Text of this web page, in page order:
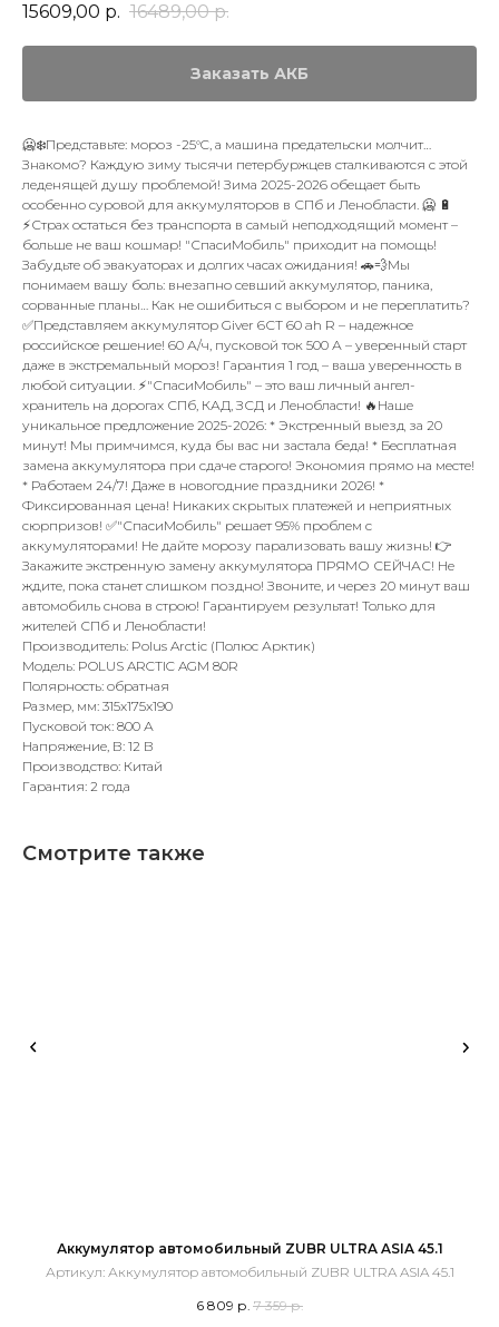
15609,00 р. 16489,00 р.
Заказать АКБ
🥶❄️Представьте: мороз -25°C, а машина предательски молчит…
Знакомо? Каждую зиму тысячи петербуржцев сталкиваются с этой
леденящей душу проблемой! Зима 2025-2026 обещает быть
особенно суровой для аккумуляторов в СПб и Ленобласти. 🥶 🔋
⚡️Страх остаться без транспорта в самый неподходящий момент –
больше не ваш кошмар! "СпасиМобиль" приходит на помощь!
Забудьте об эвакуаторах и долгих часах ожидания! 🚗💨Мы
понимаем вашу боль: внезапно севший аккумулятор, паника,
сорванные планы… Как не ошибиться с выбором и не переплатить?
✅Представляем аккумулятор Giver 6СТ 60 ah R – надежное
российское решение! 60 А/ч, пусковой ток 500 А – уверенный старт
даже в экстремальный мороз! Гарантия 1 год – ваша уверенность в
любой ситуации. ⚡️"СпасиМобиль" – это ваш личный ангел-
хранитель на дорогах СПб, КАД, ЗСД и Ленобласти! 🔥Наше
уникальное предложение 2025-2026: * Экстренный выезд за 20
минут! Мы примчимся, куда бы вас ни застала беда! * Бесплатная
замена аккумулятора при сдаче старого! Экономия прямо на месте!
* Работаем 24/7! Даже в новогодние праздники 2026! *
Фиксированная цена! Никаких скрытых платежей и неприятных
сюрпризов! ✅"СпасиМобиль" решает 95% проблем с
аккумуляторами! Не дайте морозу парализовать вашу жизнь! 👉
Закажите экстренную замену аккумулятора ПРЯМО СЕЙЧАС! Не
ждите, пока станет слишком поздно! Звоните, и через 20 минут ваш
автомобиль снова в строю! Гарантируем результат! Только для
жителей СПб и Ленобласти!
Производитель: Polus Arctic (Полюс Арктик)
Модель: POLUS ARCTIC AGM 80R
Полярность: обратная
Размер, мм: 315x175x190
Пусковой ток: 800 А
Напряжение, В: 12 В
Производство: Китай
Гарантия: 2 года
Смотрите также
Аккумулятор автомобильный ZUBR ULTRA ASIA 45.1
Артикул: Аккумулятор автомобильный ZUBR ULTRA ASIA 45.1
6 809 р. 7 359 р.